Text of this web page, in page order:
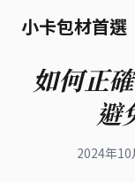
小卡包材首選
如何正
避
2024年10